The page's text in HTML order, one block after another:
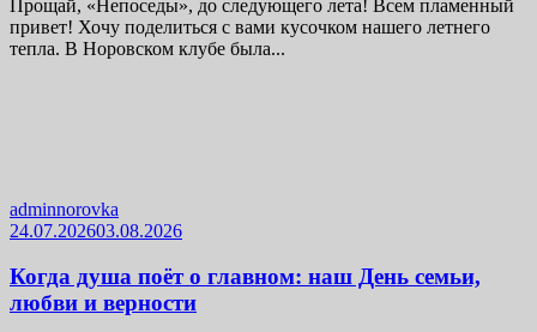
Прощай, «Непоседы», до следующего лета! Всем пламенный
привет! Хочу поделиться с вами кусочком нашего летнего
тепла. В Норовском клубе была...
adminnorovka
24.07.202603.08.2026
Когда душа поёт о главном: наш День семьи,
любви и верности